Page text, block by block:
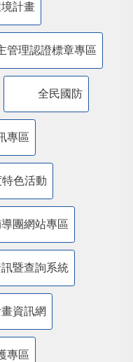
計畫
管理認證標章專區
全民國防
專區
色活動
團網站專區
暨查詢系統
資訊網
專區